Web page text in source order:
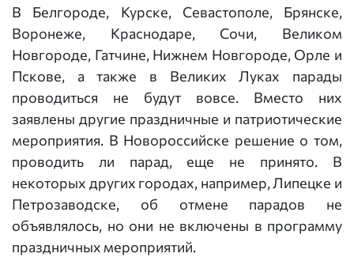
В Белгороде, Курске, Севастополе, Брянске,
Воронеже, Краснодаре, Сочи, Великом
Новгороде, Гатчине, Нижнем Новгороде, Орле и
Пскове, а также в Великих Луках парады
проводиться не будут вовсе. Вместо них
заявлены другие праздничные и патриотические
мероприятия. В Новороссийске решение о том,
проводить ли парад, еще не принято. В
некоторых других городах, например, Липецке и
Петрозаводске, об отмене парадов не
объявлялось, но они не включены в программу
праздничных мероприятий.